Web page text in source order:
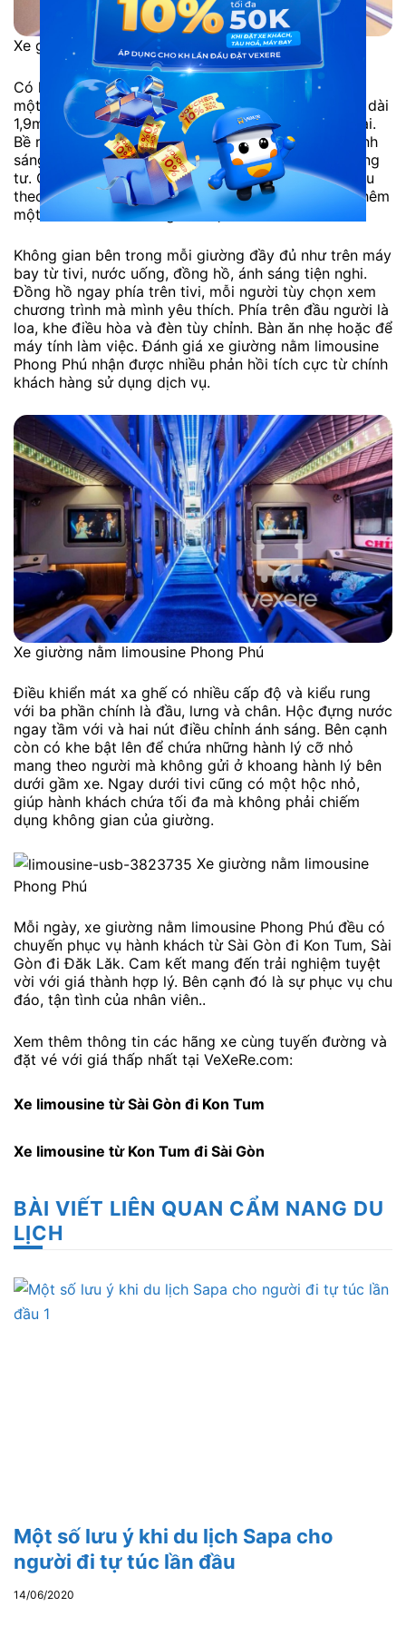
Xe giường nằm limousine Phong Phú
Có hai tầng giường mỗi bên, trong đó giường tầng
một tổng chiều dài 1,8m. Giường tầng 2 tổng chiều dài
1,9m, phù hợp với cả khách hàng Việt và nước ngoài.
Bề rộng gấp rưỡi giường ở các xe thông thường. Ánh
sáng ấm áp cùng những tiện ích tạo không gian riêng
tư. Ghế có dây bảo hiểm, dễ dàng nâng hạ phần đầu
theo ý thích. Mỗi giường chỉ cho một khách hoặc thêm
một trẻ em nếu đi cùng bố mẹ.
Không gian bên trong mỗi giường đầy đủ như trên máy
bay từ tivi, nước uống, đồng hồ, ánh sáng tiện nghi.
Đồng hồ ngay phía trên tivi, mỗi người tùy chọn xem
chương trình mà mình yêu thích. Phía trên đầu người là
loa, khe điều hòa và đèn tùy chỉnh. Bàn ăn nhẹ hoặc để
máy tính làm việc. Đánh giá xe giường nằm limousine
Phong Phú nhận được nhiều phản hồi tích cực từ chính
khách hàng sử dụng dịch vụ.
Xe giường nằm limousine Phong Phú
Điều khiển mát xa ghế có nhiều cấp độ và kiểu rung
với ba phần chính là đầu, lưng và chân. Hộc đựng nước
ngay tầm với và hai nút điều chỉnh ánh sáng. Bên cạnh
còn có khe bật lên để chứa những hành lý cỡ nhỏ
mang theo người mà không gửi ở khoang hành lý bên
dưới gầm xe. Ngay dưới tivi cũng có một hộc nhỏ,
giúp hành khách chứa tối đa mà không phải chiếm
dụng không gian của giường.
Xe giường nằm limousine
Phong Phú
Mỗi ngày, xe giường nằm limousine Phong Phú đều có
chuyến phục vụ hành khách từ Sài Gòn đi Kon Tum, Sài
Gòn đi Đăk Lăk. Cam kết mang đến trải nghiệm tuyệt
vời với giá thành hợp lý. Bên cạnh đó là sự phục vụ chu
đáo, tận tình của nhân viên..
Xem thêm thông tin các hãng xe cùng tuyến đường và
đặt vé với giá thấp nhất tại VeXeRe.com:
Xe limousine từ Sài Gòn đi Kon Tum
Xe limousine từ Kon Tum đi Sài Gòn
BÀI VIẾT LIÊN QUAN CẨM NANG DU
LỊCH
Một số lưu ý khi du lịch Sapa cho
người đi tự túc lần đầu
14/06/2020